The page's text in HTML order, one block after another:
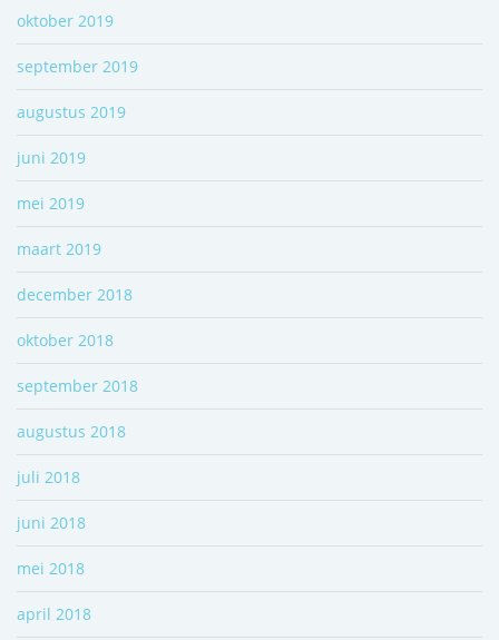
oktober 2019
september 2019
augustus 2019
juni 2019
mei 2019
maart 2019
december 2018
oktober 2018
september 2018
augustus 2018
juli 2018
juni 2018
mei 2018
april 2018